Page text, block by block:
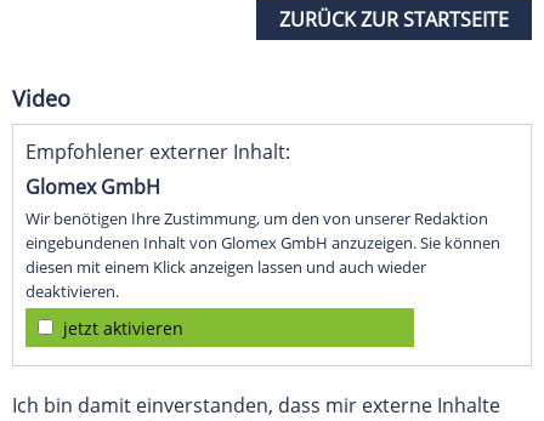
ZURÜCK ZUR STARTSEITE
Video
Empfohlener externer Inhalt:
Glomex GmbH
Wir benötigen Ihre Zustimmung, um den von unserer Redaktion
eingebundenen Inhalt von Glomex GmbH anzuzeigen. Sie können
diesen mit einem Klick anzeigen lassen und auch wieder
deaktivieren.
jetzt aktivieren
Ich bin damit einverstanden, dass mir externe Inhalte